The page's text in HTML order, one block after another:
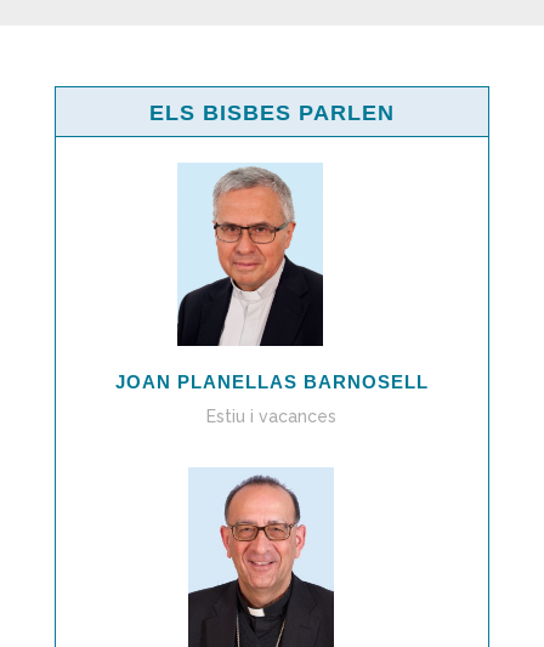
ELS BISBES PARLEN
JOAN PLANELLAS BARNOSELL
Estiu i vacances